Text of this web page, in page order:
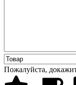
Пожалуйста,